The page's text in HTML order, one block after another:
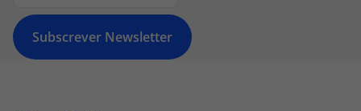
Subscrever Newsletter